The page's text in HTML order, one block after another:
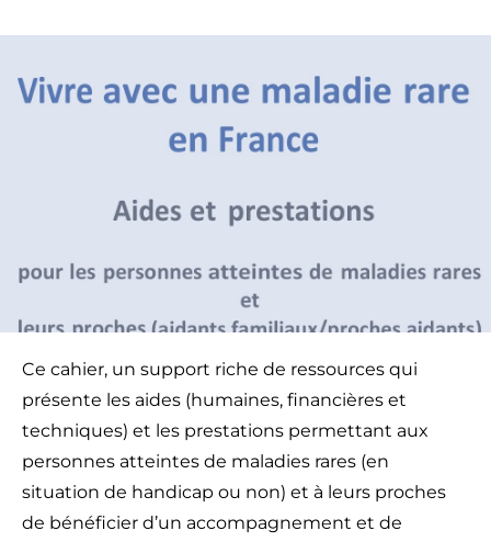
Ce cahier, un support riche de ressources qui
présente les aides (humaines, financières et
techniques) et les prestations permettant aux
personnes atteintes de maladies rares (en
situation de handicap ou non) et à leurs proches
de bénéficier d’un accompagnement et de